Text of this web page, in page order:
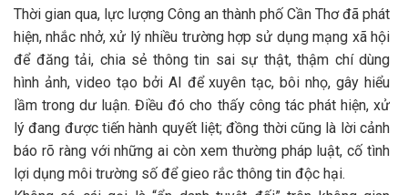
Thời gian qua, lực lượng Công an thành phố Cần Thơ đã phát
hiện, nhắc nhở, xử lý nhiều trường hợp sử dụng mạng xã hội
để đăng tải, chia sẻ thông tin sai sự thật, thậm chí dùng
hình ảnh, video tạo bởi AI để xuyên tạc, bôi nhọ, gây hiểu
lầm trong dư luận. Điều đó cho thấy công tác phát hiện, xử
lý đang được tiến hành quyết liệt; đồng thời cũng là lời cảnh
báo rõ ràng với những ai còn xem thường pháp luật, cố tình
lợi dụng môi trường số để gieo rắc thông tin độc hại.